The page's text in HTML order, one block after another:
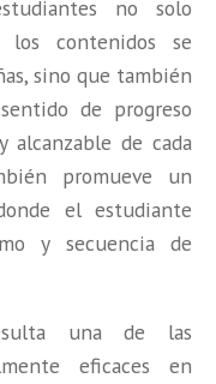
no solo
los contenidos se
sino que también
de progreso
alcanzable de cada
promueve un
el estudiante
y secuencia de
una de las
eficaces en